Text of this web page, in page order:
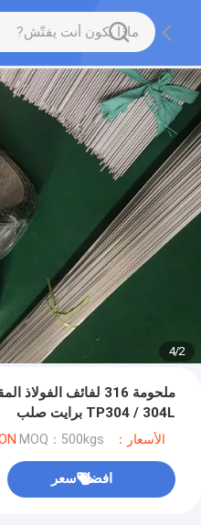
2
/
4
TP304 / 304L برايت صلب
الأسعار：NEGOCIATION MOQ：500kgs
افضل سعر